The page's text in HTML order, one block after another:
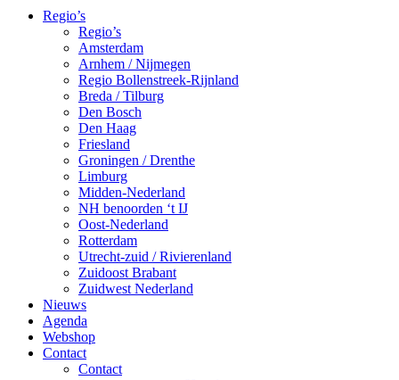
Regio’s
Regio’s
Amsterdam
Arnhem / Nijmegen
Regio Bollenstreek-Rijnland
Breda / Tilburg
Den Bosch
Den Haag
Friesland
Groningen / Drenthe
Limburg
Midden-Nederland
NH benoorden ‘t IJ
Oost-Nederland
Rotterdam
Utrecht-zuid / Rivierenland
Zuidoost Brabant
Zuidwest Nederland
Nieuws
Agenda
Webshop
Contact
Contact